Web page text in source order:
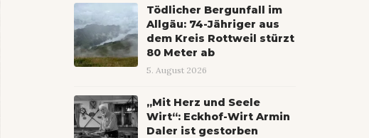
Tödlicher Bergunfall im
Allgäu: 74-Jähriger aus
dem Kreis Rottweil stürzt
80 Meter ab
5. August 2026
„Mit Herz und Seele
Wirt“: Eckhof-Wirt Armin
Daler ist gestorben